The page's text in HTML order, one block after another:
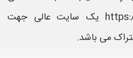
https://www.LiftrakYab.ir یک سایت عالی جهت
می باشد.